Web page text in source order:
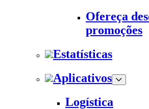
Ofereça
promoções
Estatísticas
Aplicativos
Logística